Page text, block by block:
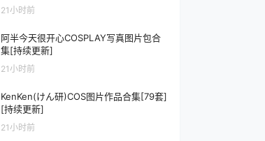
21小时前
阿半今天很开心COSPLAY写真图片包合
集[持续更新]
21小时前
KenKen(けん研)COS图片作品合集[79套]
[持续更新]
21小时前